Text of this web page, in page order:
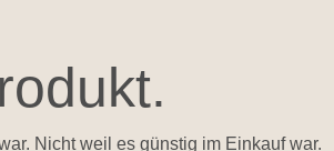
Nicht weil es günstig im Einkauf war.